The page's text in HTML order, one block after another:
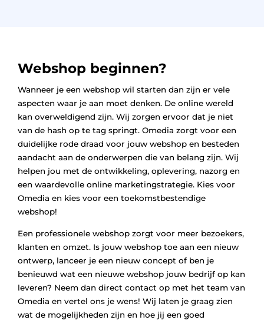
Webshop beginnen?
Wanneer je een webshop wil starten dan zijn er vele
aspecten waar je aan moet denken. De online wereld
kan overweldigend zijn. Wij zorgen ervoor dat je niet
van de hash op te tag springt. Omedia zorgt voor een
duidelijke rode draad voor jouw webshop en besteden
aandacht aan de onderwerpen die van belang zijn. Wij
helpen jou met de ontwikkeling, oplevering, nazorg en
een waardevolle online marketingstrategie. Kies voor
Omedia en kies voor een toekomstbestendige
webshop!
Een professionele webshop zorgt voor meer bezoekers,
klanten en omzet. Is jouw webshop toe aan een nieuw
ontwerp, lanceer je een nieuw concept of ben je
benieuwd wat een nieuwe webshop jouw bedrijf op kan
leveren? Neem dan direct contact op met het team van
Omedia en vertel ons je wens! Wij laten je graag zien
wat de mogelijkheden zijn en hoe jij een goed